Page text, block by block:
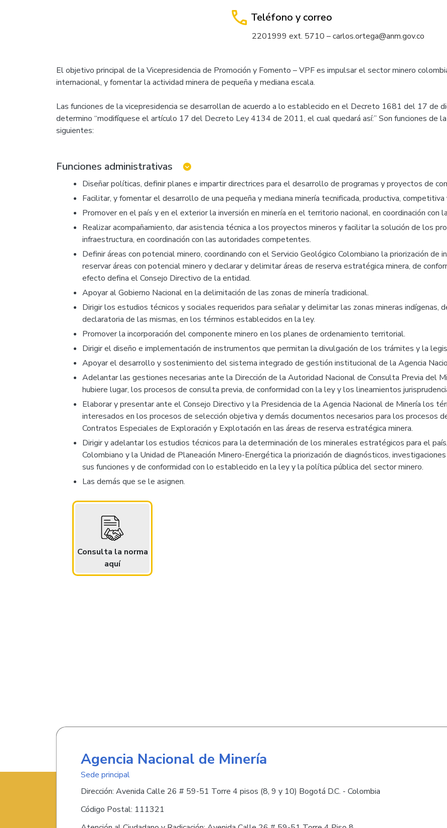
Teléfono y correo
2201999 ext. 5710 – carlos.ortega@anm.gov.co
El objetivo principal de la Vicepresidencia de Promoción y Fomento – VPF es impulsar el sector minero
internacional, y fomentar la actividad minera de pequeña y mediana escala.
Las funciones de la vicepresidencia se desarrollan de acuerdo a lo establecido en el Decreto 1681 del 17 de
determino “modifíquese el artículo 17 del Decreto Ley 4134 de 2011, el cual quedará así:” Son funciones de
siguientes:
Funciones administrativas
Diseñar políticas, definir planes e impartir directrices para el desarrollo de programas y proyectos de
Facilitar, y fomentar el desarrollo de una pequeña y mediana minería tecnificada, productiva,
Promover en el país y en el exterior la inversión en minería en el territorio nacional, en coordinación con
Realizar acompañamiento, dar asistencia técnica a los proyectos mineros y facilitar la solución de los
infraestructura, en coordinación con las autoridades competentes.
Definir áreas con potencial minero, coordinando con el Servicio Geológico Colombiano la priorización de
reservar áreas con potencial minero y declarar y delimitar áreas de reserva estratégica minera, de
efecto defina el Consejo Directivo de la entidad.
Apoyar al Gobierno Nacional en la delimitación de las zonas de minería tradicional.
Dirigir los estudios técnicos y sociales requeridos para señalar y delimitar las zonas mineras indígenas,
declaratoria de las mismas, en los términos establecidos en la ley.
Promover la incorporación del componente minero en los planes de ordenamiento territorial.
Dirigir el diseño e implementación de instrumentos que permitan la divulgación de los trámites y la
Apoyar el desarrollo y sostenimiento del sistema integrado de gestión institucional de la Agencia
Adelantar las gestiones necesarias ante la Dirección de la Autoridad Nacional de Consulta Previa del
hubiere lugar, los procesos de consulta previa, de conformidad con la ley y los lineamientos
Elaborar y presentar ante el Consejo Directivo y la Presidencia de la Agencia Nacional de Minería los
interesados en los procesos de selección objetiva y demás documentos necesarios para los procesos
Contratos Especiales de Exploración y Explotación en las áreas de reserva estratégica minera.
Dirigir y adelantar los estudios técnicos para la determinación de los minerales estratégicos para el
Colombiano y la Unidad de Planeación Minero-Energética la priorización de diagnósticos,
sus funciones y de conformidad con lo establecido en la ley y la política pública del sector minero.
Las demás que se le asignen.
Consulta la norma
aquí
Agencia Nacional de Minería
Sede principal
Dirección: Avenida Calle 26 # 59-51 Torre 4 pisos (8, 9 y 10) Bogotá D.C. - Colombia
Código Postal: 111321